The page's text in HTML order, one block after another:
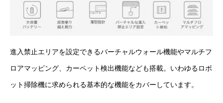
進入禁止エリアを設定できるバーチャルウォール機能やマルチフ
ロアマッピング、カーペット検出機能なども搭載。いわゆるロボ
ット掃除機に求められる基本的な機能をカバーしています。